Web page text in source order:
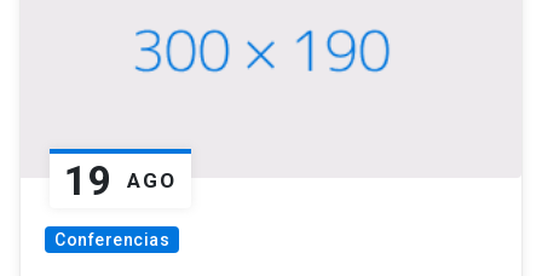
19 AGO
Conferencias